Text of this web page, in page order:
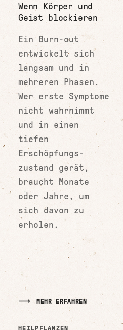
Wenn Körper und
Geist blockieren
Ein Burn-out
entwickelt sich
langsam und in
mehreren Phasen.
Wer erste Symptome
nicht wahrnimmt
und in einen
tiefen
Erschöpfungs­
zustand gerät,
braucht Monate
oder Jahre, um
sich davon zu
erholen.
MEHR ERFAHREN
HEILPFLANZEN